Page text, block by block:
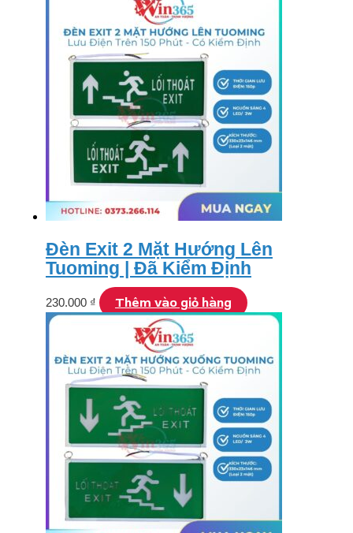
Đèn Exit 2 Mặt Hướng Lên
Tuoming | Đã Kiểm Định
230.000 ₫ Thêm vào giỏ hàng